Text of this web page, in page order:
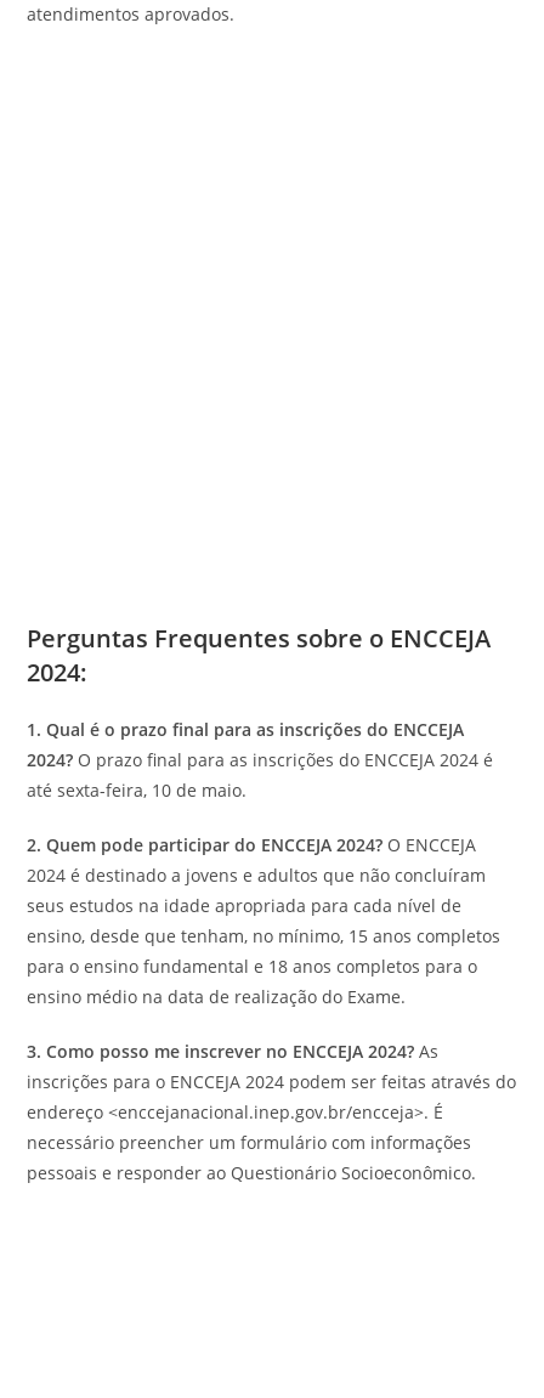
atendimentos aprovados.
Perguntas Frequentes sobre o ENCCEJA
2024:
1. Qual é o prazo final para as inscrições do ENCCEJA
2024? O prazo final para as inscrições do ENCCEJA 2024 é
até sexta-feira, 10 de maio.
2. Quem pode participar do ENCCEJA 2024? O ENCCEJA
2024 é destinado a jovens e adultos que não concluíram
seus estudos na idade apropriada para cada nível de
ensino, desde que tenham, no mínimo, 15 anos completos
para o ensino fundamental e 18 anos completos para o
ensino médio na data de realização do Exame.
3. Como posso me inscrever no ENCCEJA 2024?As
inscrições para o ENCCEJA 2024 podem ser feitas através do
endereço <enccejanacional.inep.gov.br/encceja>. É
necessário preencher um formulário com informações
pessoais e responder ao Questionário Socioeconômico.